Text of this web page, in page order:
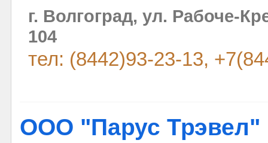
г. Волгоград, ул. Рабоче-
104
тел: (8442)93-23-13,
ООО "Парус Трэвел"